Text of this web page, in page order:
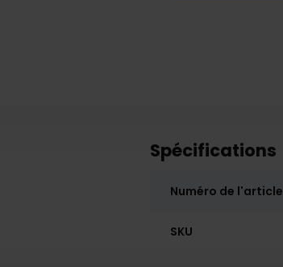
Spécifications
Numéro de l'article
SKU